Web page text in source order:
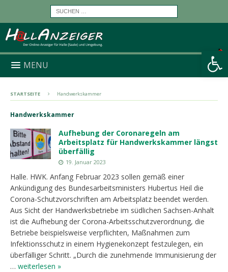
Werkzeugleiste öffnen
MENU
STARTSEITE Handwerkskammer
Handwerkskammer
Aufhebung der Coronaregeln am
Arbeitsplatz für Handwerkskammer längst
überfällig
19. Januar 2023
Halle. HWK. Anfang Februar 2023 sollen gemäß einer
Ankündigung des Bundesarbeitsministers Hubertus Heil die
Corona-Schutzvorschriften am Arbeitsplatz beendet werden.
Aus Sicht der Handwerksbetriebe im südlichen Sachsen-Anhalt
ist die Aufhebung der Corona-Arbeitsschutzverordnung, die
Betriebe beispielsweise verpflichten, Maßnahmen zum
Infektionsschutz in einem Hygienekonzept festzulegen, ein
überfälliger Schritt. „Durch die zunehmende Immunisierung der
… weiterlesen »